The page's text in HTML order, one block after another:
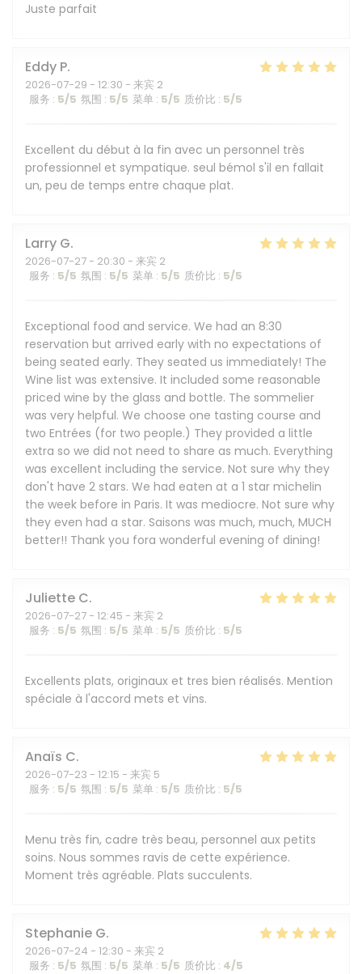
Juste parfait
Eddy P
2026-07-29 - 12:30 - 来宾 2
服务 : 5/5 氛围 : 5/5 菜单 : 5/5 质价比 : 5/5
Excellent du début à la fin avec un personnel très
professionnel et sympatique. seul bémol s'il en fallait
un, peu de temps entre chaque plat.
Larry G
2026-07-27 - 20:30 - 来宾 2
服务 : 5/5 氛围 : 5/5 菜单 : 5/5 质价比 : 5/5
Exceptional food and service. We had an 8:30
reservation but arrived early with no expectations of
being seated early. They seated us immediately! The
Wine list was extensive. It included some reasonable
priced wine by the glass and bottle. The sommelier
was very helpful. We choose one tasting course and
two Entrées (for two people.) They provided a little
extra so we did not need to share as much. Everything
was excellent including the service. Not sure why they
don't have 2 stars. We had eaten at a 1 star michelin
the week before in Paris. It was mediocre. Not sure why
they even had a star. Saisons was much, much, MUCH
better!! Thank you fora wonderful evening of dining!
Juliette C
2026-07-27 - 12:45 - 来宾 2
服务 : 5/5 氛围 : 5/5 菜单 : 5/5 质价比 : 5/5
Excellents plats, originaux et tres bien réalisés. Mention
spéciale à l'accord mets et vins.
Anaïs C
2026-07-23 - 12:15 - 来宾 5
服务 : 5/5 氛围 : 5/5 菜单 : 5/5 质价比 : 5/5
Menu très fin, cadre très beau, personnel aux petits
soins. Nous sommes ravis de cette expérience.
Moment très agréable. Plats succulents.
Stephanie G
2026-07-24 - 12:30 - 来宾 2
服务 : 5/5 氛围 : 5/5 菜单 : 5/5 质价比 : 4/5